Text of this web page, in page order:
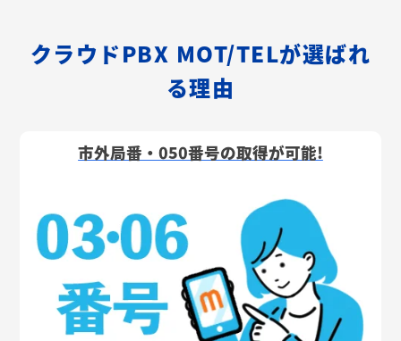
クラウドPBX MOT/TELが選ばれ
る理由
市外局番・050番号の取得が可能!